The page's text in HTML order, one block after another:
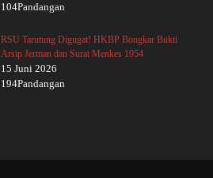
104Pandangan
RSU Tarutung Digugat! HKBP Bongkar Bukti
Arsip Jerman dan Surat Menkes 1954
15 Juni 2026
194Pandangan